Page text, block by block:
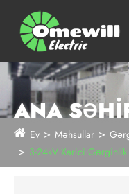
ANA
Ev Məhsullar
3-24kV Xarici Gərginlik